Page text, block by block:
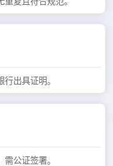
出具证明。
公证签署。